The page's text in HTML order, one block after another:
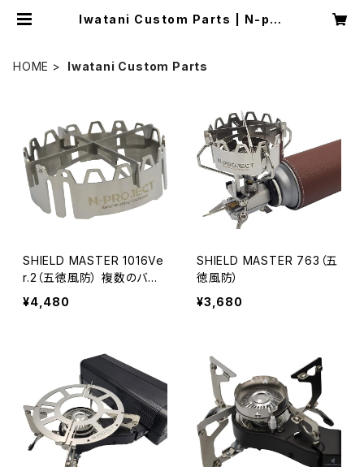
Iwatani Custom Parts | N-pro
HOME Iwatani Custom Parts
SHIELD MASTER 1016Ve
r.2（五徳風防） 複数のバー
ナーに取付け可能
¥4,480
SHIELD MASTER 763（五
徳風防）
¥3,680